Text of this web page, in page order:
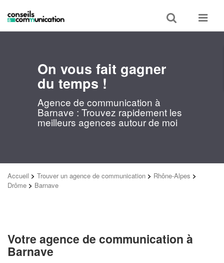
Toggle
search
Toggle
On vous fait gagner
du temps !
Agence de communication à
Barnave : Trouvez rapidement les
meilleurs agences autour de moi
Accueil > Trouver un agence de communication > Rhône-Alpes >
Drôme > Barnave
Votre agence de communication à
Barnave